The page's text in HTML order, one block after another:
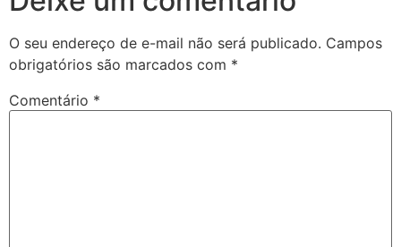
O seu endereço de e-mail não será publicado. Campos
obrigatórios são marcados com *
Comentário *